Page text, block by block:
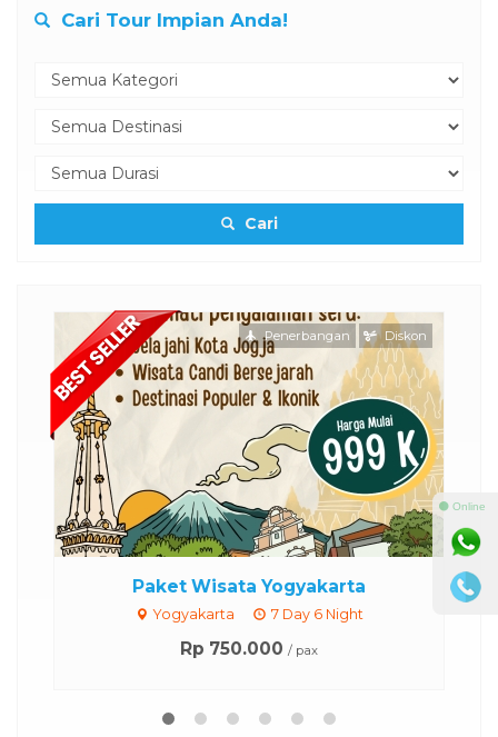
Cari Tour Impian Anda!
Cari
Wisata Yogyakarta
7 Day 6 Night
Penerbangan Diskon
Paket
⚫ Online